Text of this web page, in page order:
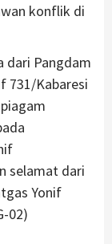
konflik di
dari Pangdam
731/Kabaresi
selamat dari
Yonif
02)